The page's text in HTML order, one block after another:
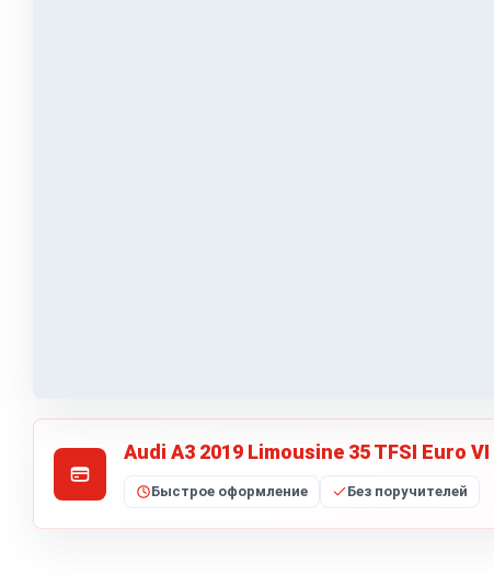
Audi A3 2019 Limousine 35 TFSI Euro VI
Быстрое оформление Без поручителей